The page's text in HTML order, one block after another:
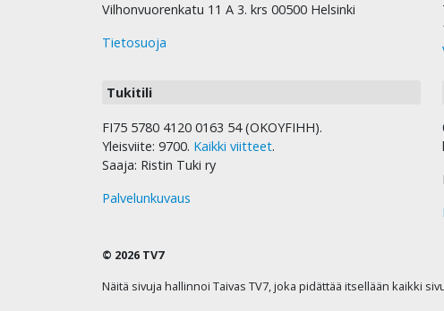
Vilhonvuorenkatu 11 A 3. krs 00500 Helsinki
Tietosuoja
Tukitili
FI75 5780 4120 0163 54 (OKOYFIHH).
Yleisviite: 9700. Kaikki viitteet.
Saaja: Ristin Tuki ry
Palvelunkuvaus
© 2026 TV7
Näitä sivuja hallinnoi Taivas TV7, joka pidättää itsellään kaikki